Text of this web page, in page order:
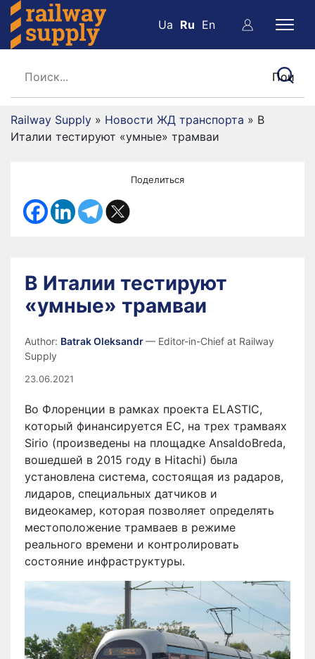
Ua Ru En
Railway Supply » Новости ЖД транспорта » В
Италии тестируют «умные» трамваи
Поделиться
В Италии тестируют
«умные» трамваи
Author: Batrak Oleksandr— Editor-in-Chief at Railway
Supply
23.06.2021
Во Флоренции в рамках проекта ELASTIC,
который финансируется ЕС, на трех трамваях
Sirio (произведены на площадке AnsaldoBreda,
вошедшей в 2015 году в Hitachi) была
установлена система, состоящая из радаров,
лидаров, специальных датчиков и
видеокамер, которая позволяет определять
местоположение трамваев в режиме
реального времени и контролировать
состояние инфраструктуры.